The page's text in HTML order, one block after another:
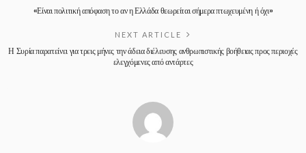
«Είναι πολιτική απόφαση το αν η Ελλάδα θεωρείται σήμερα πτωχευμένη ή όχι»
NEXT ARTICLE
Η Συρία παρατείνει για τρεις μήνες την άδεια διέλευσης ανθρωπιστικής βοήθειας προς περιοχές
ελεγχόμενες από αντάρτες